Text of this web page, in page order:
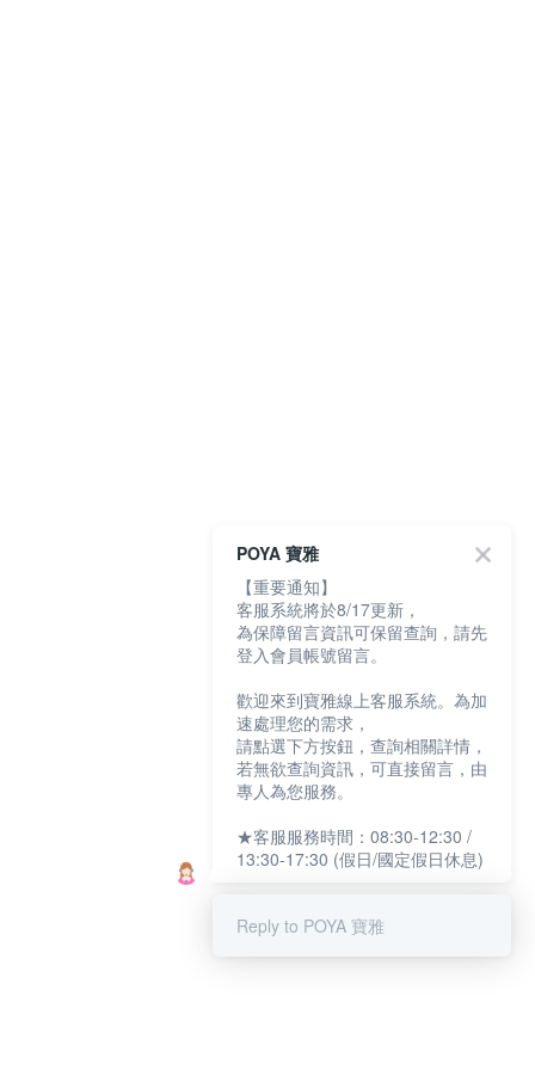
POYA 寶雅
【重要通知】
客服系統將於8/17更新，
為保障留言資訊可保留查詢，請先
登入會員帳號留言。
歡迎來到寶雅線上客服系統。為加
速處理您的需求，
請點選下方按鈕，查詢相關詳情，
若無欲查詢資訊，可直接留言，由
專人為您服務。
★客服服務時間：08:30-12:30 /
13:30-17:30 (假日/國定假日休息)
Reply to POYA 寶雅